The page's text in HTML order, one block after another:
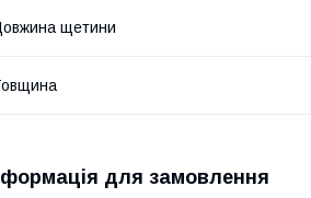
щетини
для замовлення